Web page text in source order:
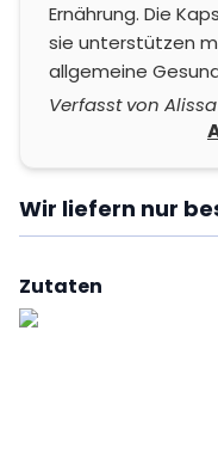
Ernährung. Die
sie unterstützen
allgemeine
Verfasst von Alissa
Wir liefern nur
Zutaten